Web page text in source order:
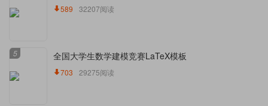
589 32207阅读
5 全国大学生数学建模竞赛LaTeX模板
703 29275阅读